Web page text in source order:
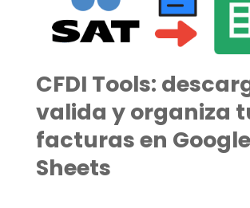
CFDI Tools:
valida y organiza
facturas en Google
Sheets